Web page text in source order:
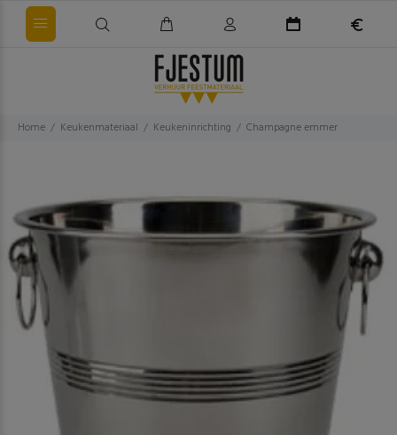
Home Keukenmateriaal Keukeninrichting Champagne emmer